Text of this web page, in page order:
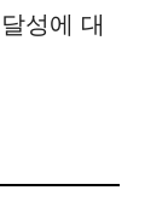
성에 대